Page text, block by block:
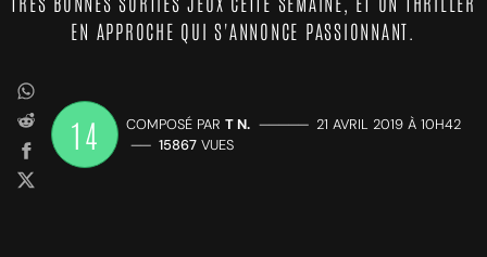
EN APPROCHE QUI S'ANNONCE PASSIONNANT.
14 COMPOSÉ PAR T N. ————— 21 AVRIL 2019 À 10H42
—— 15867 VUES